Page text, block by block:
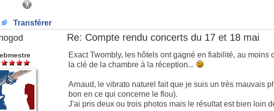
Transférer
Re: Compte rendu concerts du 17 et 18 mai
Exact Twombly, les hôtels ont gagné en fiabilité, au moins
la clé de la chambre à la réception...
Arnaud, le vibrato naturel fait que je suis un très mauvais
bon en ce qui concerne le flou).
J'ai pris deux ou trois photos mais le résultat est bien loin